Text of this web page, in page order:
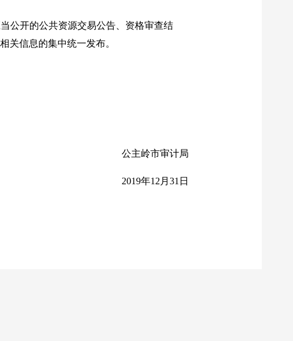
公开的公共资源交易公告、资格审查结
关信息的集中统一发布。
公主岭市审计局
2019年12 月 31 日